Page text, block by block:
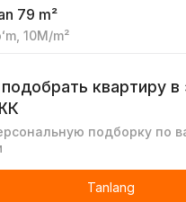
79 m²
, 10M/m²
квартиру в
подборку по
Tanlang